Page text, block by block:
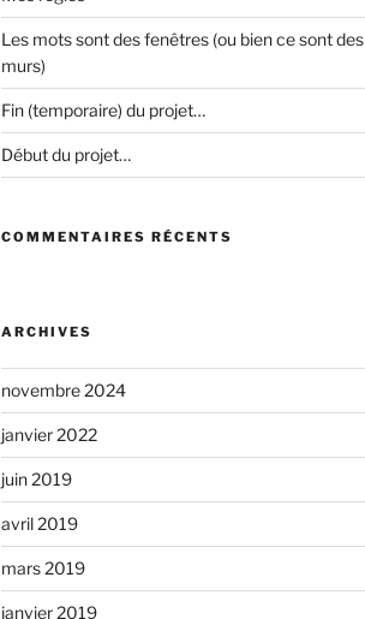
Les mots sont des fenêtres (ou bien ce sont des
murs)
Fin (temporaire) du projet…
Début du projet…
COMMENTAIRES RÉCENTS
ARCHIVES
novembre 2024
janvier 2022
juin 2019
avril 2019
mars 2019
janvier 2019